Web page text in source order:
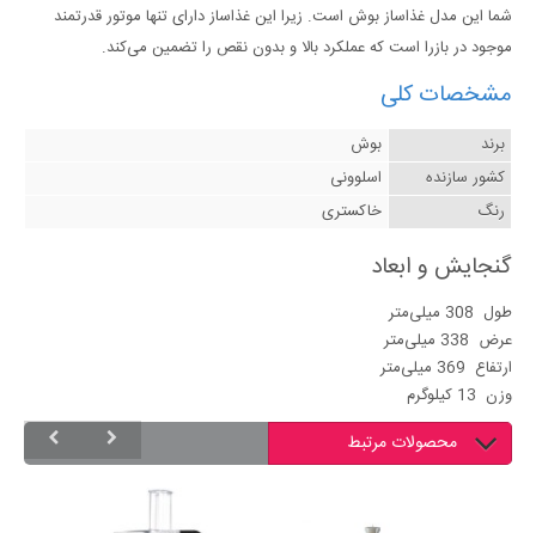
شما این مدل غذاساز بوش است. زیرا این غذاساز دارای تنها موتور قدرتمند
موجود در بازرا است که عملکرد بالا و بدون نقص را تضمین می‌کند.
مشخصات کلی
برند
بوش
کشور سازنده
اسلوونی
رنگ
خاکستری
گنجایش و ابعاد
طول 308 میلی‌متر
عرض 338 میلی‌متر
ارتفاع 369 میلی‌متر
وزن 13 کیلوگرم
محصولات مرتبط